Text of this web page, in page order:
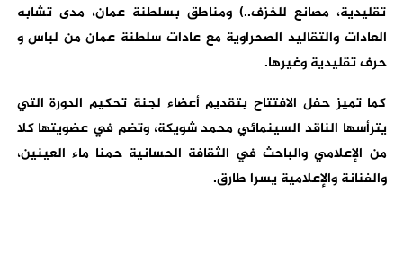
تقليدية، مصانع للخزف..) ومناطق بسلطنة عمان، مدى تشابه
العادات والتقاليد الصحراوية مع عادات سلطنة عمان من لباس و
حرف تقليدية وغيرها.
كما تميز حفل الافتتاح بتقديم أعضاء لجنة تحكيم الدورة التي
يترأسها الناقد السينمائي محمد شويكة، وتضم في عضويتها كلا
من الإعلامي والباحث في الثقافة الحسانية حمنا ماء العينين،
والفنانة والإعلامية يسرا طارق.